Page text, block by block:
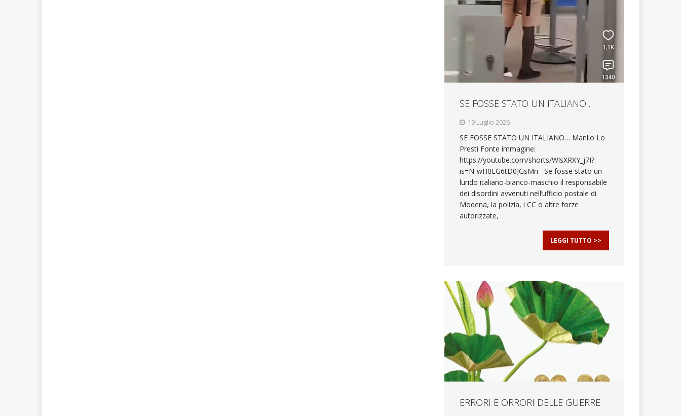
SE FOSSE STATO UN ITALIANO…
19 Luglio 2026
SE FOSSE STATO UN ITALIANO… Manlio Lo
Presti Fonte immagine:
https://youtube.com/shorts/WlsXRXY_j7I?
is=N-wH0LG6tD0JGsMn Se fosse stato un
lurido italiano-bianco-maschio il responsabile
dei disordini avvenuti nell’ufficio postale di
Modena, la polizia, i CC o altre forze
autorizzate,
LEGGI TUTTO >>
ERRORI E ORRORI DELLE GUERRE